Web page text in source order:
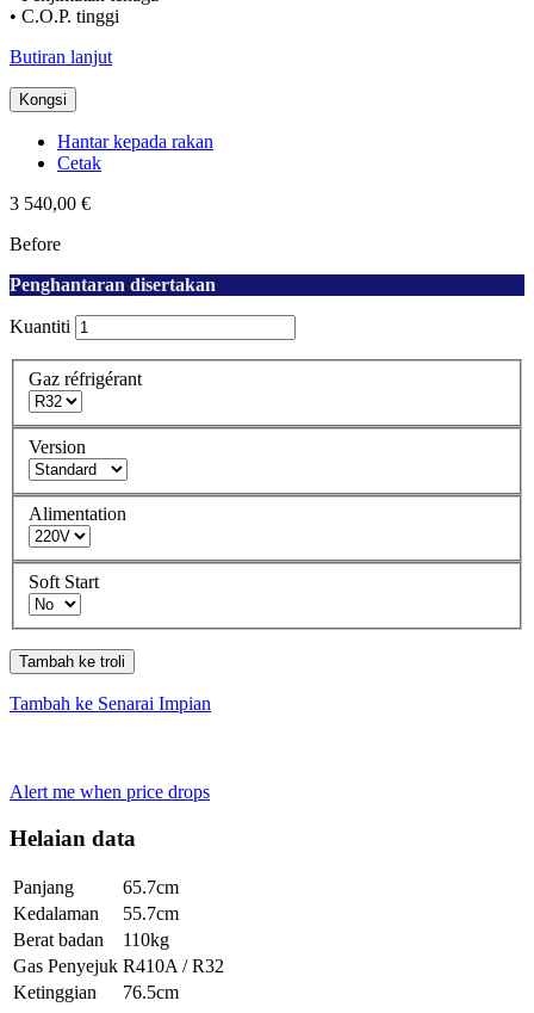
• C.O.P. tinggi
Butiran lanjut
Kongsi
Hantar kepada rakan
Cetak
3 540,00 €
Before
Penghantaran disertakan
Kuantiti
Gaz réfrigérant
Version
Alimentation
Soft Start
Tambah ke troli
Tambah ke Senarai Impian
Alert me when price drops
Helaian data
Panjang
65.7cm
Kedalaman
55.7cm
Berat badan
110kg
Gas Penyejuk R410A / R32
Ketinggian
76.5cm